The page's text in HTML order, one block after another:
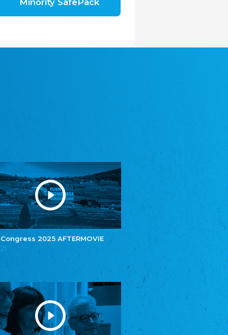
Congress 2025 AFTERMOVIE
t./Zwězk Łužyskich Serbow z. t.
Youth of European Nationalities (YEN)
Youth of European Nationalities (YEN)
Zentralrat der Jenischen in Deutschland
e.V.
Central Council of Yenish in Germany
Zentralrat Deutscher Sinti und Roma
Związek Polaków w Niemczech
Bund Deutscher Nordschleswiger (BDN)
Grænseforeningen
Danish Border Association
Eestimaa Rahvuste Ühendus
Estonian Union of National Minorities
Minority SafePack